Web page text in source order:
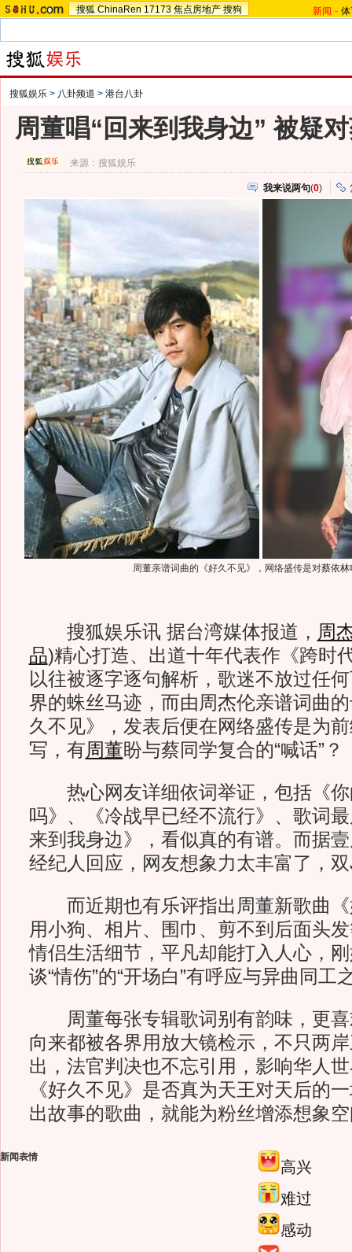
搜狐 ChinaRen 17173 焦点房地产 搜狗 新闻 -
搜狐娱乐 > 八卦频道 > 港台八卦
周董唱“回来到我身边” 被疑
来源：搜狐娱乐
我来说两句(0)
周董亲谱词曲的《好久不见》，网络盛传是对蔡依林
搜狐娱乐讯 据台湾媒体报道， 周
品)精心打造、出道十年代表作《跨时
以往被逐字逐句解析，歌迷不放过任
界的蛛丝马迹，而由周杰伦亲谱词曲
久不见》，发表后便在网络盛传是为
写，有周董盼与蔡同学复合的“喊话”？
热心网友详细依词举证，包括《你
吗》、《冷战早已经不流行》、歌词
来到我身边》，看似真的有谱。而据
经纪人回应，网友想象力太丰富了，
而近期也有乐评指出周董新歌曲《
用小狗、相片、围巾、剪不到后面头
情侣生活细节，平凡却能打入人心，
谈“情伤”的“开场白”有呼应与异曲同工
周董每张专辑歌词别有韵味，更喜
向来都被各界用放大镜检示，不只两
出，法官判决也不忘引用，影响华人
《好久不见》是否真为天王对天后的
出故事的歌曲，就能为粉丝增添想象
新闻表情
高兴
难过
感动